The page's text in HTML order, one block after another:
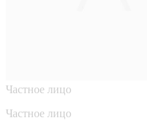
Частное лицо
Частное лицо